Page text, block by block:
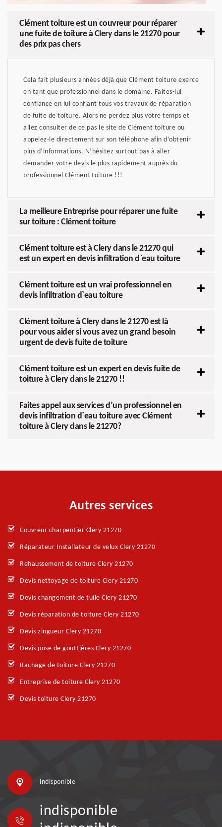
Clément toiture est un couvreur pour réparer
une fuite de toiture à Clery dans le 21270 pour
des prix pas chers
Cela fait plusieurs années déjà que Clément toiture exerce
en tant que professionnel dans le domaine. Faites-lui
confiance en lui confiant tous vos travaux de réparation
de fuite de toiture. Alors ne perdez plus votre temps et
allez consulter de ce pas le site de Clément toiture ou
appelez-le directement sur son téléphone afin d’obtenir
plus d’informations. N’hésitez surtout pas à aller
demander votre devis le plus rapidement auprès du
professionnel Clément toiture !!!
La meilleure Entreprise pour réparer une fuite
sur toiture : Clément toiture
Clément toiture est à Clery dans le 21270 qui
est un expert en devis infiltration d`eau toiture
Clément toiture est un vrai professionnel en
devis infiltration d`eau toiture
Clément toiture à Clery dans le 21270 est là
pour vous aider si vous avez un grand besoin
urgent de devis fuite de toiture
Clément toiture est un expert en devis fuite de
toiture à Clery dans le 21270 !!
Faites appel aux services d’un professionnel en
devis infiltration d`eau toiture avec Clément
toiture à Clery dans le 21270?
Autres services
Couvreur charpentier Clery 21270
Réparateur Installateur de velux Clery 21270
Rehaussement de toiture Clery 21270
Devis nettoyage de toiture Clery 21270
Devis changement de tuile Clery 21270
Devis réparation de toiture Clery 21270
Devis zingueur Clery 21270
Devis pose de gouttières Clery 21270
Bachage de toiture Clery 21270
Entreprise de toiture Clery 21270
Devis toiture Clery 21270
indisponible
indisponible